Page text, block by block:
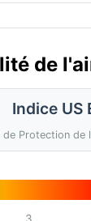
de
Indice US
de Protection de